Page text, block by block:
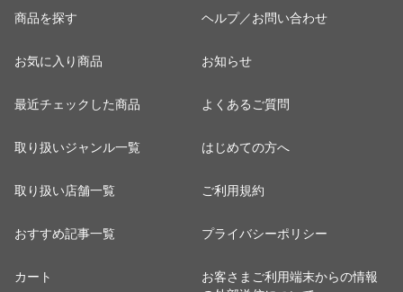
商品を探す
お気に入り商品
最近チェックした商品
取り扱いジャンル一覧
取り扱い店舗一覧
おすすめ記事一覧
カート
ヘルプ／お問い合わせ
お知らせ
よくあるご質問
はじめての方へ
ご利用規約
プライバシーポリシー
お客さまご利用端末からの情報